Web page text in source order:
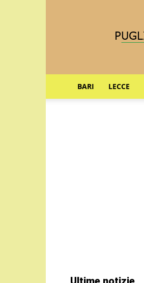
BARI LECCE